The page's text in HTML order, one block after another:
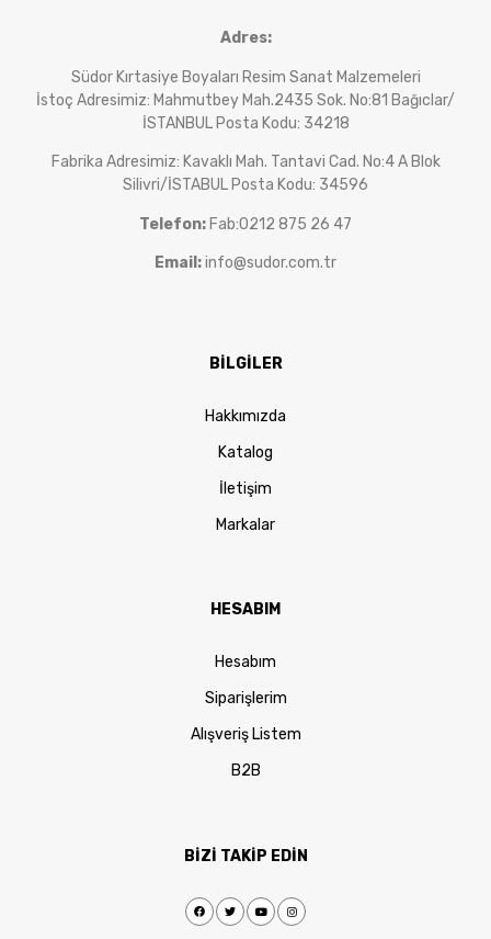
Adres:
Südor Kırtasiye Boyaları Resim Sanat Malzemeleri
İstoç Adresimiz: Mahmutbey Mah.2435 Sok. No:81 Bağıclar/
İSTANBUL Posta Kodu: 34218
Fabrika Adresimiz: Kavaklı Mah. Tantavi Cad. No:4 A Blok
Silivri/İSTABUL Posta Kodu: 34596
Telefon: Fab:0212 875 26 47
Email:info@sudor.com.tr
BİLGİLER
Hakkımızda
Katalog
İletişim
Markalar
HESABIM
Hesabım
Siparişlerim
Alışveriş Listem
B2B
BİZİ TAKİP EDİN